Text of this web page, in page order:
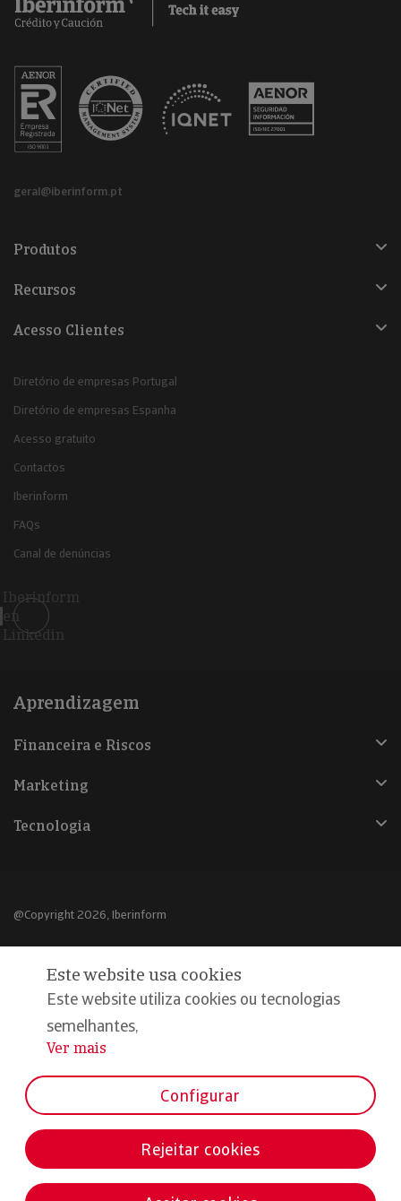
geral@iberinform.pt
Produtos
Recursos
Acesso Clientes
Diretório de empresas Portugal
Diretório de empresas Espanha
Acesso gratuito
Contactos
Iberinform
FAQs
Canal de denúncias
Iberinform
en
Linkedin
Aprendizagem
Financeira e Riscos
Marketing
Tecnologia
@Copyright 2026, Iberinform
Declaração de privacidade
Compromisso qualidade e segurança
Este website usa cookies
Este website utiliza cookies ou tecnologias
semelhantes,
...
Ver mais
Configurar
Rejeitar cookies